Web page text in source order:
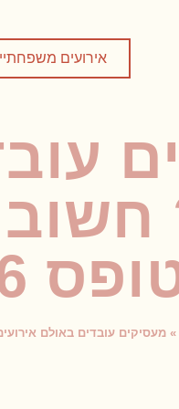
אירועים
126?
» מעסיקים עובדים באולם